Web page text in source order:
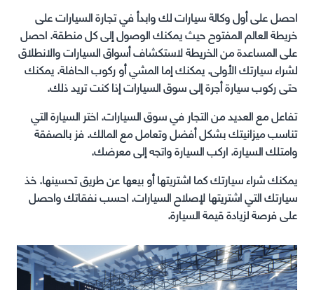
احصل على أول وكالة سيارات لك وابدأ في تجارة السيارات على
خريطة العالم المفتوح حيث يمكنك الوصول إلى كل منطقة. احصل
على المساعدة من الخريطة لاستكشاف أسواق السيارات والانطلاق
لشراء سيارتك الأولى. يمكنك إما المشي أو ركوب الحافلة. يمكنك
حتى ركوب سيارة أجرة إلى سوق السيارات إذا كنت تريد ذلك.
تفاعل مع العديد من التجار في سوق السيارات. اختر السيارة التي
تناسب ميزانيتك بشكل أفضل وتعامل مع المالك. فز بالصفقة
وامتلك السيارة. اركب السيارة واتجه إلى معرضك.
يمكنك شراء سيارتك كما اشتريتها أو بيعها عن طريق تحسينها. خذ
سيارتك التي اشتريتها لإصلاح السيارات. احسب نفقاتك واحصل
على فرصة لزيادة قيمة السيارة.